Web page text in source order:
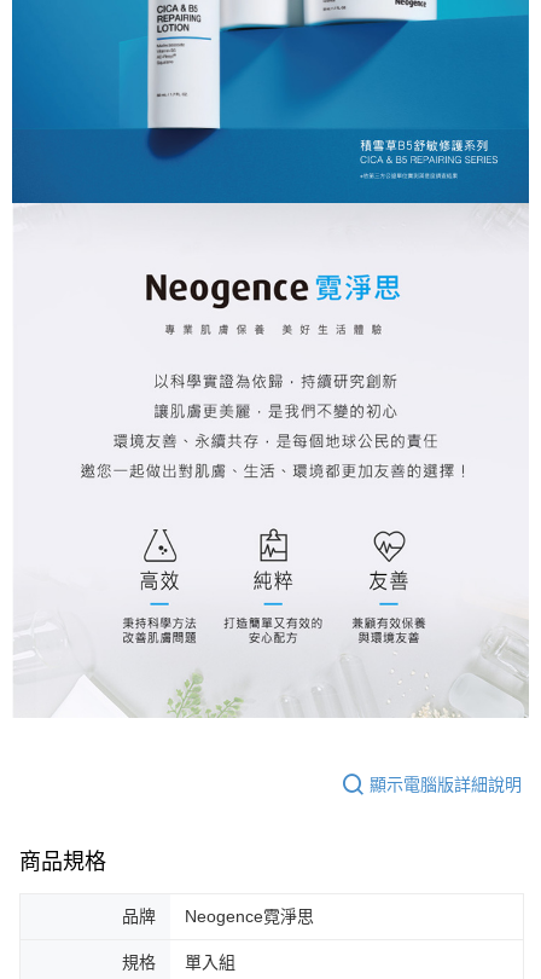
顯示電腦版詳細說明
商品規格
品牌 Neogence霓淨思
規格 單入組